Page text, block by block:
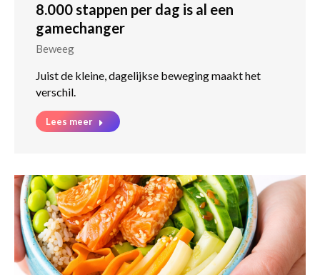
8.000 stappen per dag is al een
gamechanger
Beweeg
Juist de kleine, dagelijkse beweging maakt het
verschil.
Lees meer